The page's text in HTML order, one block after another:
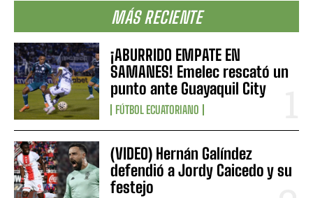
MÁS RECIENTE
¡ABURRIDO EMPATE EN
SAMANES! Emelec rescató un
punto ante Guayaquil City
FÚTBOL ECUATORIANO
(VIDEO) Hernán Galíndez
defendió a Jordy Caicedo y su
festejo